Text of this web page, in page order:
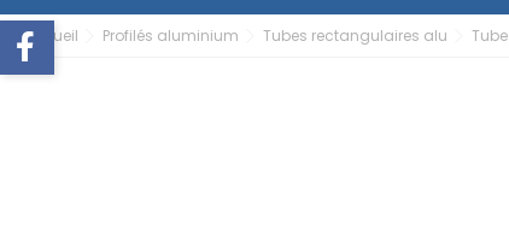
Accueil Profilés aluminium Tubes rectangulaires alu